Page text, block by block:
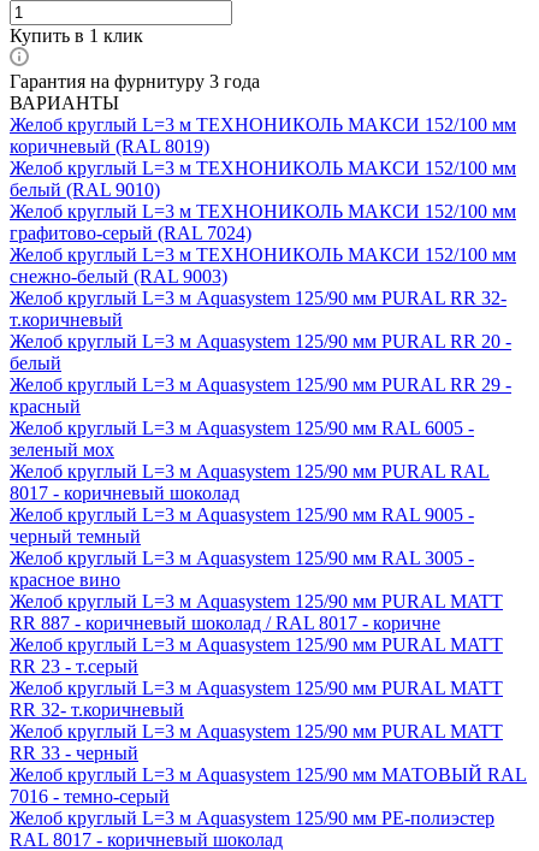
Купить в 1 клик
Гарантия на фурнитуру 3 года
ВАРИАНТЫ
Желоб круглый L=3 м ТЕХНОНИКОЛЬ МАКСИ 152/100 мм
коричневый (RAL 8019)
Желоб круглый L=3 м ТЕХНОНИКОЛЬ МАКСИ 152/100 мм
белый (RAL 9010)
Желоб круглый L=3 м ТЕХНОНИКОЛЬ МАКСИ 152/100 мм
графитово-серый (RAL 7024)
Желоб круглый L=3 м ТЕХНОНИКОЛЬ МАКСИ 152/100 мм
снежно-белый (RAL 9003)
Желоб круглый L=3 м Aquasystem 125/90 мм PURAL RR 32-
т.коричневый
Желоб круглый L=3 м Aquasystem 125/90 мм PURAL RR 20 -
белый
Желоб круглый L=3 м Aquasystem 125/90 мм PURAL RR 29 -
красный
Желоб круглый L=3 м Aquasystem 125/90 мм RAL 6005 -
зеленый мох
Желоб круглый L=3 м Aquasystem 125/90 мм PURAL RAL
8017 - коричневый шоколад
Желоб круглый L=3 м Aquasystem 125/90 мм RAL 9005 -
черный темный
Желоб круглый L=3 м Aquasystem 125/90 мм RAL 3005 -
красное вино
Желоб круглый L=3 м Aquasystem 125/90 мм PURAL MATT
RR 887 - коричневый шоколад / RAL 8017 - коричне
Желоб круглый L=3 м Aquasystem 125/90 мм PURAL MATT
RR 23 - т.серый
Желоб круглый L=3 м Aquasystem 125/90 мм PURAL MATT
RR 32- т.коричневый
Желоб круглый L=3 м Aquasystem 125/90 мм PURAL MATT
RR 33 - черный
Желоб круглый L=3 м Aquasystem 125/90 мм МАТОВЫЙ RAL
7016 - темно-серый
Желоб круглый L=3 м Aquasystem 125/90 мм PE-полиэстер
RAL 8017 - коричневый шоколад